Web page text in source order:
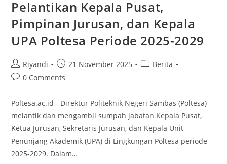
Pelantikan Kepala Pusat,
Pimpinan Jurusan, dan Kepala
UPA Poltesa Periode 2025-2029
Riyandi 21 November 2025
Berita
0 Comments
Poltesa.ac.id - Direktur Politeknik Negeri Sambas (Poltesa)
melantik dan mengambil sumpah jabatan Kepala Pusat,
Ketua Jurusan, Sekretaris Jurusan, dan Kepala Unit
Penunjang Akademik (UPA) di Lingkungan Poltesa periode
2025-2029. Dalam…